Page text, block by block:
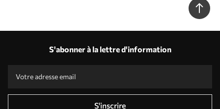
S'abonner à la lettre d'information
S'inscrire